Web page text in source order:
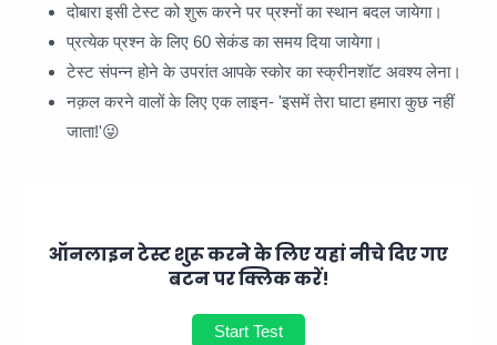
दोबारा इसी टेस्ट को शुरू करने पर प्रश्नों का स्थान बदल जायेगा।
प्रत्येक प्रश्न के लिए 60 सेकंड का समय दिया जायेगा।
टेस्ट संपन्न होने के उपरांत आपके स्कोर का स्क्रीनशॉट अवश्य लेना।
नक़ल करने वालों के लिए एक लाइन- 'इसमें तेरा घाटा हमारा कुछ नहीं
जाता!'😜
ऑनलाइन टेस्ट शुरू करने के लिए यहां नीचे दिए गए
बटन पर क्लिक करें!
Start Test